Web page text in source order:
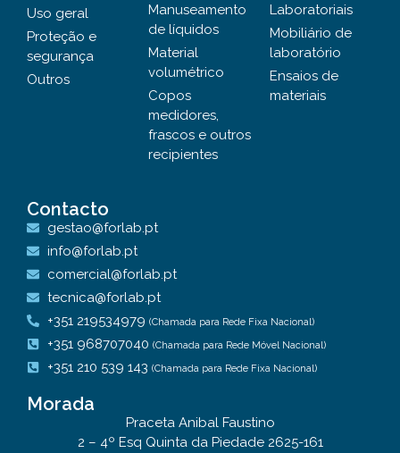
Uso geral
Proteção e
segurança
Outros
Manuseamento
de líquidos
Material
volumétrico
Copos
medidores,
frascos e outros
recipientes
Laboratoriais
Mobiliário de
laboratório
Ensaios de
materiais
Contacto
gestao@forlab.pt
info@forlab.pt
comercial@forlab.pt
tecnica@forlab.pt
+351 219534979 (Chamada para Rede Fixa Nacional)
+351 968707040 (Chamada para Rede Móvel Nacional)
+351 210 539 143 (Chamada para Rede Fixa Nacional)
Morada
Praceta Anibal Faustino
2 – 4º Esq Quinta da Piedade 2625-161